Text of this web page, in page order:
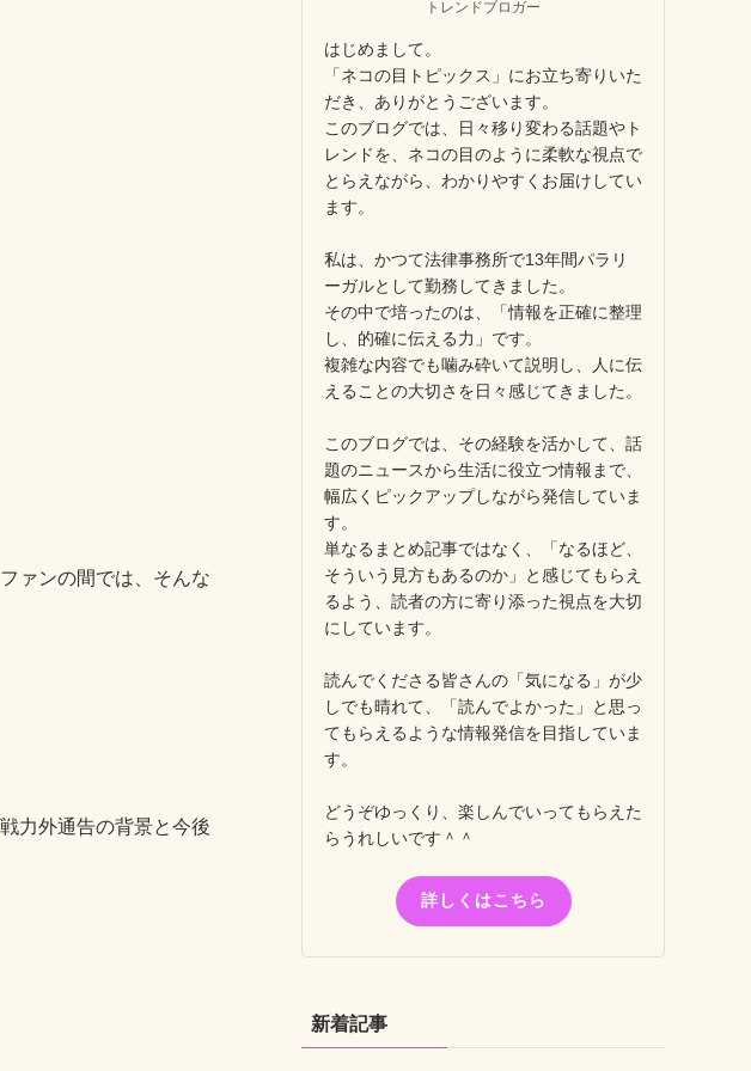
ァンの間では、そんな
力外通告の背景と今後
トレンドブロガー
はじめまして。
「ネコの目トピックス」にお立ち寄りいた
だき、ありがとうございます。
このブログでは、日々移り変わる話題やト
レンドを、ネコの目のように柔軟な視点で
とらえながら、わかりやすくお届けしてい
ます。
私は、かつて法律事務所で13年間パラリ
ーガルとして勤務してきました。
その中で培ったのは、「情報を正確に整理
し、的確に伝える力」です。
複雑な内容でも噛み砕いて説明し、人に伝
えることの大切さを日々感じてきました。
このブログでは、その経験を活かして、話
題のニュースから生活に役立つ情報まで、
幅広くピックアップしながら発信していま
す。
単なるまとめ記事ではなく、「なるほど、
そういう見方もあるのか」と感じてもらえ
るよう、読者の方に寄り添った視点を大切
にしています。
読んでくださる皆さんの「気になる」が少
しでも晴れて、「読んでよかった」と思っ
てもらえるような情報発信を目指していま
す。
どうぞゆっくり、楽しんでいってもらえた
らうれしいです＾＾
詳しくはこちら
新着記事